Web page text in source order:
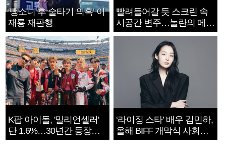
‘뺑소니 후 술타기 의혹’ 이
재룡 재판행
빨려들어갈 듯 스크린 속
시공간 변주…놀란의 메시
지는 ‘전쟁 속죄’
K팝 아이돌, '밀리언셀러'
단 1.6%…30년간 등장
1182개팀 전수조사
‘라이징 스타’ 배우 김민하,
올해 BIFF 개막식 사회자
확정